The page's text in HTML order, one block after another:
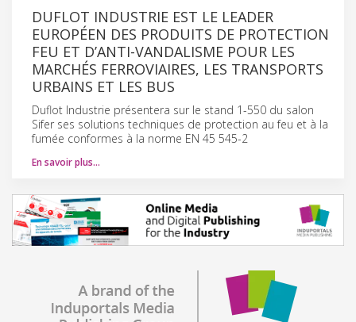
DUFLOT INDUSTRIE EST LE LEADER
EUROPÉEN DES PRODUITS DE PROTECTION
FEU ET D’ANTI-VANDALISME POUR LES
MARCHÉS FERROVIAIRES, LES TRANSPORTS
URBAINS ET LES BUS
Duflot Industrie présentera sur le stand 1-550 du salon
Sifer ses solutions techniques de protection au feu et à la
fumée conformes à la norme EN 45 545-2
En savoir plus…